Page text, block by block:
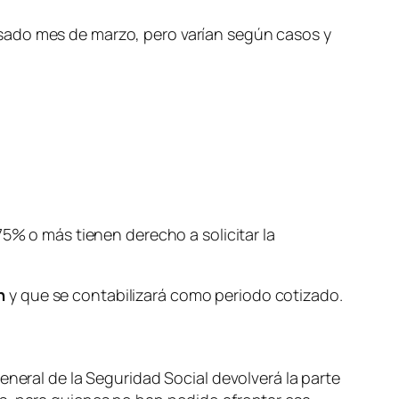
mes de marzo, pero varían según casos y
o más tienen derecho a solicitar la
y que se contabilizará como periodo cotizado.
de la Seguridad Social devolverá la parte